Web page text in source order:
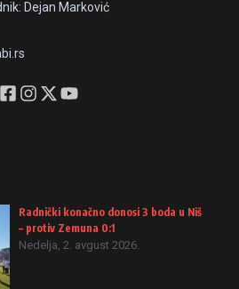
Dejan Marković
Radnički konačno donosi 3 boda u Niš
– protiv Zemuna 0:1
Nedelja, 2. avgust 2026.